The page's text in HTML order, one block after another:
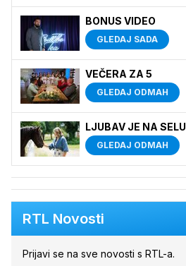
BONUS VIDEO
GLEDAJ SADA
VEČERA ZA 5
GLEDAJ ODMAH
LJUBAV JE NA SELU
GLEDAJ ODMAH
RTL Novosti
Prijavi se na sve novosti s RTL-a.